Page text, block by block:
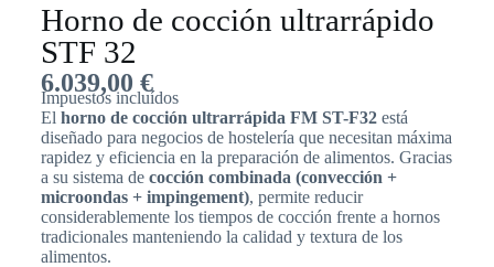
Horno de cocción ultrarrápido
STF 32
6.039,00 €
Impuestos incluídos
El horno de cocción ultrarrápida FM ST-F32está
diseñado para negocios de hostelería que necesitan máxima
rapidez y eficiencia en la preparación de alimentos. Gracias
a su sistema de cocción combinada (convección +
microondas + impingement), permite reducir
considerablemente los tiempos de cocción frente a hornos
tradicionales manteniendo la calidad y textura de los
alimentos.